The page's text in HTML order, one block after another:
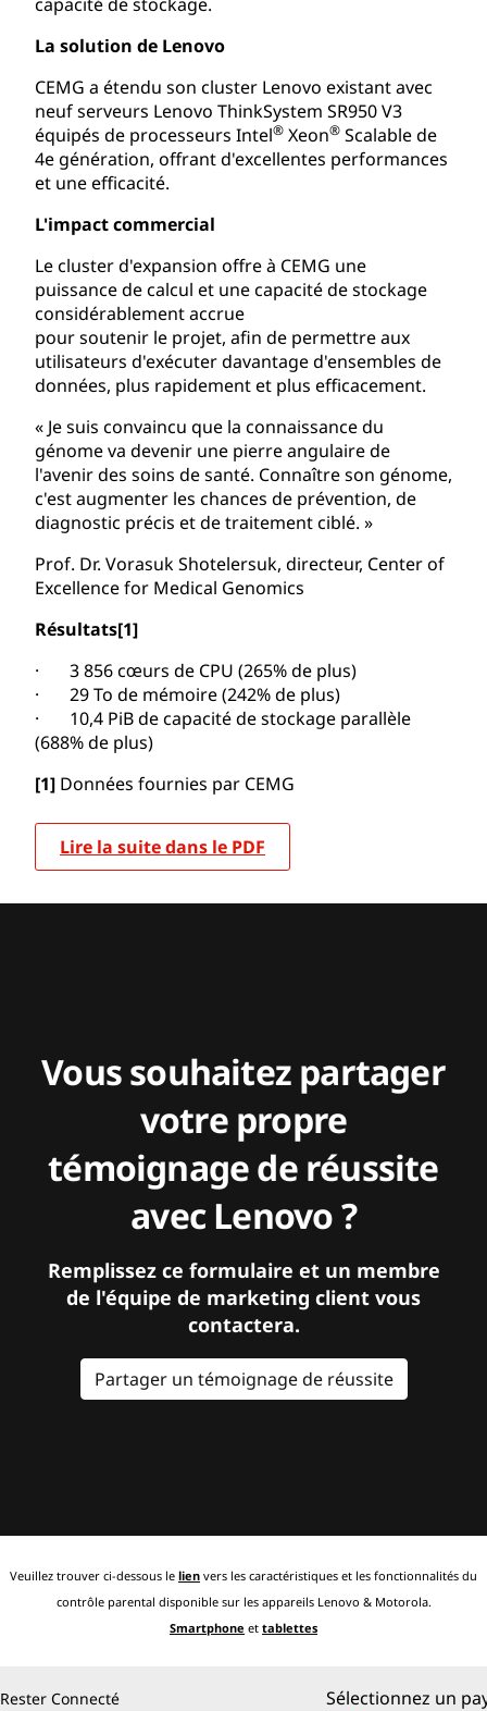
La solution de Lenovo
CEMG a étendu son cluster Lenovo existant avec
neuf serveurs Lenovo ThinkSystem SR950 V3
équipés de processeurs Intel® Xeon® Scalable de
4e génération, offrant d'excellentes performances
et une efficacité.
L'impact commercial
Le cluster d'expansion offre à CEMG une
puissance de calcul et une capacité de stockage
considérablement accrue
pour soutenir le projet, afin de permettre aux
utilisateurs d'exécuter davantage d'ensembles de
données, plus rapidement et plus efficacement.
« Je suis convaincu que la connaissance du
génome va devenir une pierre angulaire de
l'avenir des soins de santé. Connaître son génome,
c'est augmenter les chances de prévention, de
diagnostic précis et de traitement ciblé. »
Prof. Dr. Vorasuk Shotelersuk, directeur, Center of
Excellence for Medical Genomics
Résultats[1]
· 3 856 cœurs de CPU (265% de plus)
· 29 To de mémoire (242% de plus)
· 10,4 PiB de capacité de stockage parallèle
(688% de plus)
[1] Données fournies par CEMG
Lire la suite dans le PDF
Vous souhaitez partager
votre propre
témoignage de réussite
avec Lenovo ?
Remplissez ce formulaire et un membre
de l'équipe de marketing client vous
contactera.
Partager un témoignage de réussite
Veuillez trouver ci-dessous le lien vers les caractéristiques et les fonctionnalités du
contrôle parental disponible sur les appareils Lenovo & Motorola.
Smartphone et tablettes
Rester Connecté Sélectionnez un